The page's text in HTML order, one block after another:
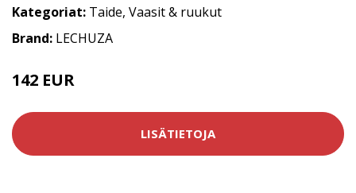
Kategoriat: Taide, Vaasit & ruukut
Brand: LECHUZA
142 EUR
LISÄTIETOJA